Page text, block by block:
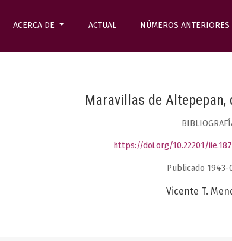
ACERCA DE ACTUAL NÚMEROS ANTERIORES
Maravillas de
https://doi.org/10.22201/
Publicado 1943-
Vicente T.